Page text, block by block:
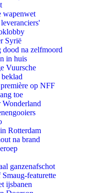
wapenwet
Syrië
na zelfmoord
in huis
Vuursche
op NFF
toe
Wonderland
Rotterdam
na brand
ganzenafschot
featurette
ijsbanen